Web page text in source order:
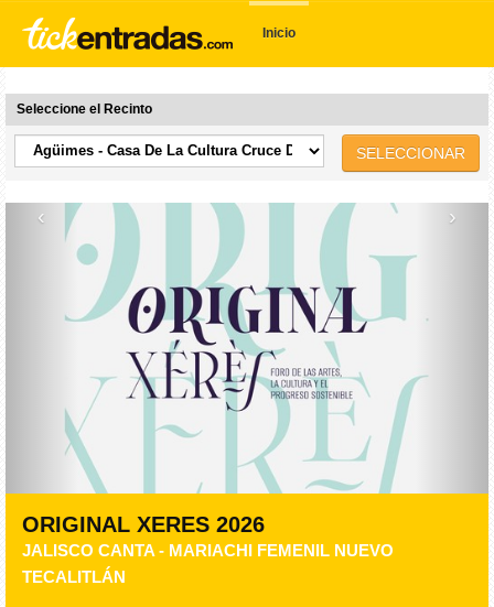
Inicio
Seleccione el Recinto
SELECCIONAR
‹ ›
ORIGINAL XERES 2026
JALISCO CANTA - MARIACHI FEMENIL NUEVO
TECALITLÁN